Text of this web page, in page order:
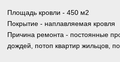
Площадь кровли - 450 м2
Покрытие - наплавляемая кровля
Причина ремонта - постоянные
дождей, потоп квартир жильцов,